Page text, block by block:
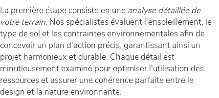
La première étape consiste en une analyse détaillée de
votre terrain. Nos spécialistes évaluent l'ensoleillement, le
type de sol et les contraintes environnementales afin de
concevoir un plan d'action précis, garantissant ainsi un
projet harmonieux et durable. Chaque détail est
minutieusement examiné pour optimiser l'utilisation des
ressources et assurer une cohérence parfaite entre le
design et la nature environnante.